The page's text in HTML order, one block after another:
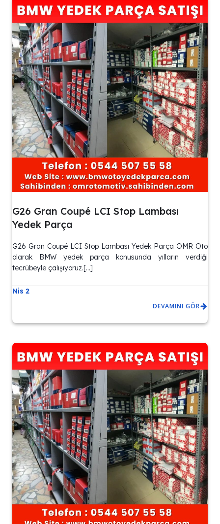
G26 Gran Coupé LCI Stop Lambası
Yedek Parça
G26 Gran Coupé LCI Stop Lambası Yedek Parça OMR Oto
olarak BMW yedek parça konusunda yılların verdiği
tecrübeyle çalışıyoruz.[…]
Nis 2
DEVAMINI GÖR